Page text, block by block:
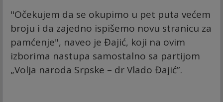
"Očekujem da se okupimo u pet puta većem
broju i da zajedno ispišemo novu stranicu za
pamćenje", naveo je Đajić, koji na ovim
izborima nastupa samostalno sa partijom
„Volja naroda Srpske – dr Vlado Đajić”.